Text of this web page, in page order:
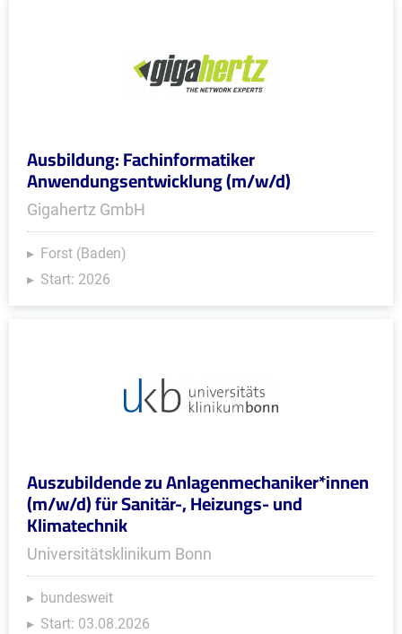
Ausbildung: Fachinformatiker
Anwendungsentwicklung (m/w/d)
Gigahertz GmbH
Forst (Baden)
Start: 2026
Auszubildende zu Anlagenmechaniker*innen
(m/w/d) für Sanitär-, Heizungs- und
Klimatechnik
Universitätsklinikum Bonn
bundesweit
Start: 03.08.2026